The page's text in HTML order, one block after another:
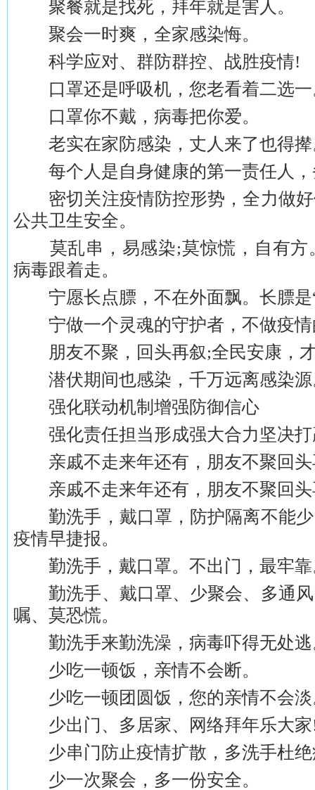
聚餐就是找死，拜年就是害人。
聚会一时爽，全家感染悔。
科学应对、群防群控、战胜疫情!
口罩还是呼吸机，您老看着二选一
口罩你不戴，病毒把你爱。
老实在家防感染，丈人来了也得撵
每个人是自身健康的第一责任人，
密切关注疫情防控形势，全力做好
公共卫生安全。
莫乱串，易感染;莫惊慌，自有方
病毒跟着走。
宁愿长点膘，不在外面飘。长膘是
宁做一个灵魂的守护者，不做疫情
朋友不聚，回头再叙;全民安康，
潜伏期间也感染，千万远离感染源
强化联动机制增强防御信心
强化责任担当形成强大合力坚决打
亲戚不走来年还有，朋友不聚回头
亲戚不走来年还有，朋友不聚回头
勤洗手，戴口罩，防护隔离不能少
疫情早捷报。
勤洗手，戴口罩。不出门，最牢靠
勤洗手、戴口罩、少聚会、多通风
嘱、莫恐慌。
勤洗手来勤洗澡，病毒吓得无处逃
少吃一顿饭，亲情不会断。
少吃一顿团圆饭，您的亲情不会淡
少出门、多居家、网络拜年乐大
少串门防止疫情扩散，多洗手杜绝
少一次聚会，多一份安全。